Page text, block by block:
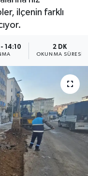
ilçenin farklı
14:10 2 DK
OKUNMA SÜRESI